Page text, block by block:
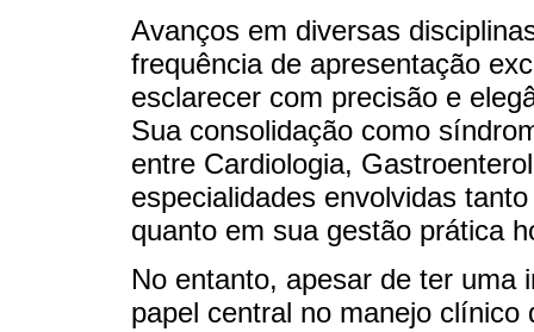
Avanços em diversas
frequência de apresentação
esclarecer com precisão e
Sua consolidação como
entre Cardiologia,
especialidades envolvidas
quanto em sua gestão prática
No entanto, apesar de ter uma
papel central no manejo